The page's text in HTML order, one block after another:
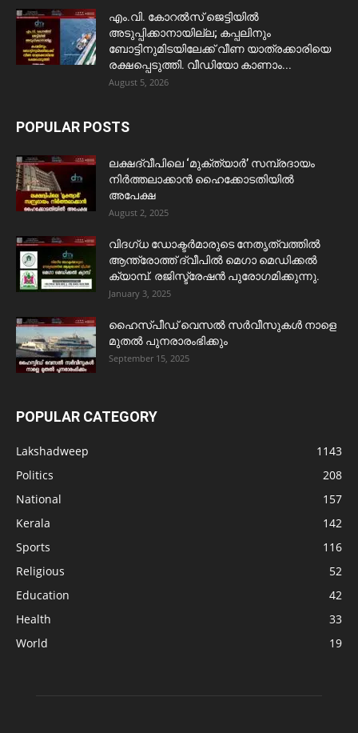
​എം.വി. കോറൽസ് ജെട്ടിയിൽ
അടുപ്പിക്കാനായില്ല; കപ്പലിനും
ബോട്ടിനുമിടയിലേക്ക് വീണ യാത്രക്കാരിയെ
രക്ഷപ്പെടുത്തി. വീഡിയോ കാണാം...
August 5, 2026
POPULAR POSTS
ലക്ഷദ്വീപിലെ ‘മുക്ത്യാർ’ സമ്പ്രദായം
നിർത്തലാക്കാൻ ഹൈക്കോടതിയിൽ
അപേക്ഷ
August 2, 2025
വിദഗ്ധ ഡോക്ടർമാരുടെ നേതൃത്വത്തിൽ
ആന്ത്രോത്ത് ദ്വീപിൽ മെഗാ മെഡിക്കൽ
ക്യാമ്പ്. രജിസ്ട്രേഷൻ പുരോഗമിക്കുന്നു.
January 3, 2025
ഹൈസ്പീഡ് വെസൽ സർവീസുകൾ നാളെ
മുതൽ പുനരാരംഭിക്കും
September 15, 2025
POPULAR CATEGORY
Lakshadweep
1143
Politics
208
National
157
Kerala
142
Sports
116
Religious
52
Education
42
Health
33
World
19